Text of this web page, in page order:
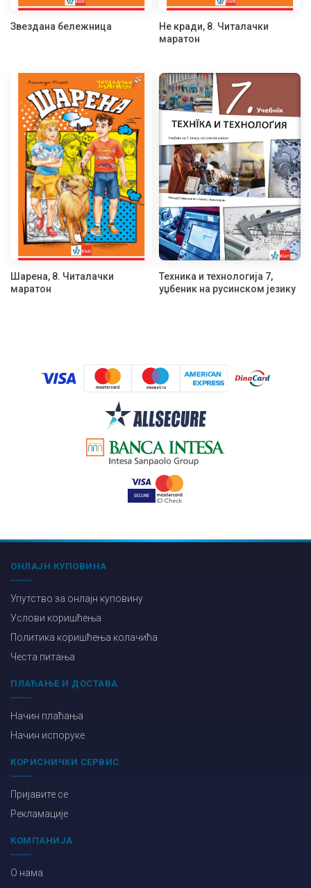
Звездана бележница
Не кради, 8. Читалачки
маратон
Шарена, 8. Читалачки
маратон
Техника и технологија 7,
уџбеник на русинском језику
ОНЛАЈН КУПОВИНА
Упутство за онлајн куповину
Услови коришћења
Политика коришћења колачића
Честа питања
ПЛАЋАЊЕ И ДОСТАВА
Начин плаћања
Начин испоруке
КОРИСНИЧКИ СЕРВИС
Пријавите се
Рекламације
КОМПАНИЈА
О нама